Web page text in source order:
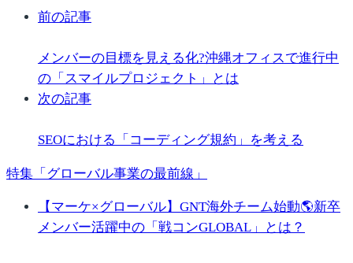
前の記事
メンバーの目標を見える化?沖縄オフィスで進行中
の「スマイルプロジェクト」とは
次の記事
SEOにおける「コーディング規約」を考える
特集「グローバル事業の最前線」
【マーケ×グローバル】GNT海外チーム始動🌎新卒
メンバー活躍中の「戦コンGLOBAL」とは？